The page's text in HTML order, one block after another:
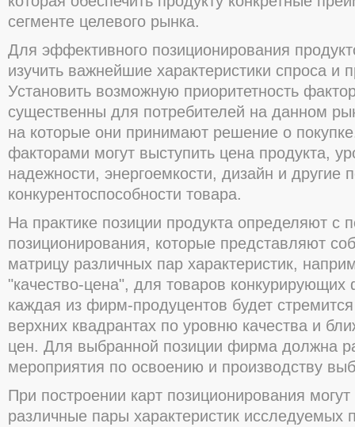
сегменте целевого рынка.
Для эффективного позиционирования
изучить важнейшие характеристики спроса и
Установить возможную приоритетность
существенны для потребителей на данном
на которые они принимают решение о
факторами могут выступить цена продукта,
надежности, энергоемкости, дизайн и другие
конкурентоспособности товара.
На практике позиции продукта определяют с
позиционирования, которые представляют
матрицу различных пар характеристик,
"качество-цена", для товаров
каждая из фирм-продуцентов будет
верхних квадрантах по уровню качества и
цен. Для выбранной позиции фирма должна
мероприятия по освоению и производству
При построении карт позиционирования
различные пары характеристик исследуемых